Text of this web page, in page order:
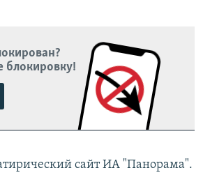
блокировку!
сайт ИА "Панорама".